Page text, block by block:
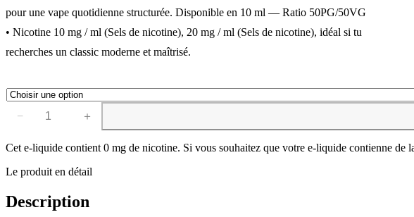
pour une vape quotidienne structurée. Disponible en 10 ml — Ratio 50PG/50VG
• Nicotine 10 mg / ml (Sels de nicotine), 20 mg / ml (Sels de nicotine), idéal si tu
recherches un classic moderne et maîtrisé.
Ben
-
Blond
SELS
− ＋
Cet e-liquide contient 0 mg de nicotine. Si vous souhaitez que votre e-liquide contienne
Le produit en détail
Description